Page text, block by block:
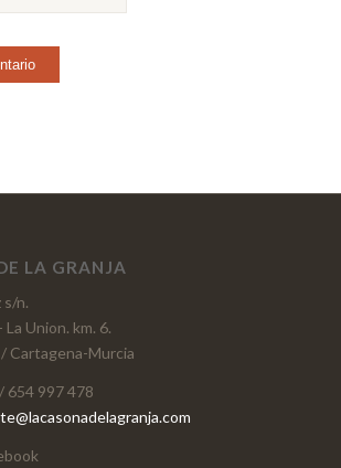
LA GRANJA
s/n.
Union. km. 6.
Cartagena-Murcia
654 997 478